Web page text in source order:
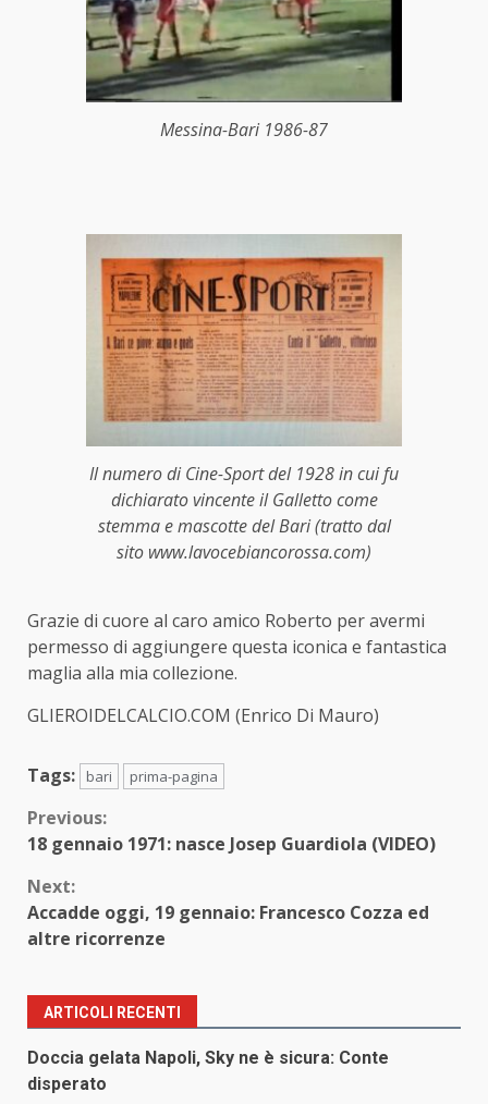
Messina-Bari 1986-87
Il numero di Cine-Sport del 1928 in cui fu
dichiarato vincente il Galletto come
stemma e mascotte del Bari (tratto dal
sito www.lavocebiancorossa.com)
Grazie di cuore al caro amico Roberto per avermi
permesso di aggiungere questa iconica e fantastica
maglia alla mia collezione.
GLIEROIDELCALCIO.COM (Enrico Di Mauro)
Tags: bari prima-pagina
Continue
Reading
Previous:
18 gennaio 1971: nasce Josep Guardiola (VIDEO)
Next:
Accadde oggi, 19 gennaio: Francesco Cozza ed
altre ricorrenze
ARTICOLI RECENTI
Doccia gelata Napoli, Sky ne è sicura: Conte
disperato